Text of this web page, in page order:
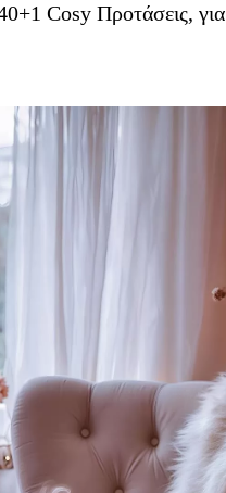
Cosy Προτάσεις, για